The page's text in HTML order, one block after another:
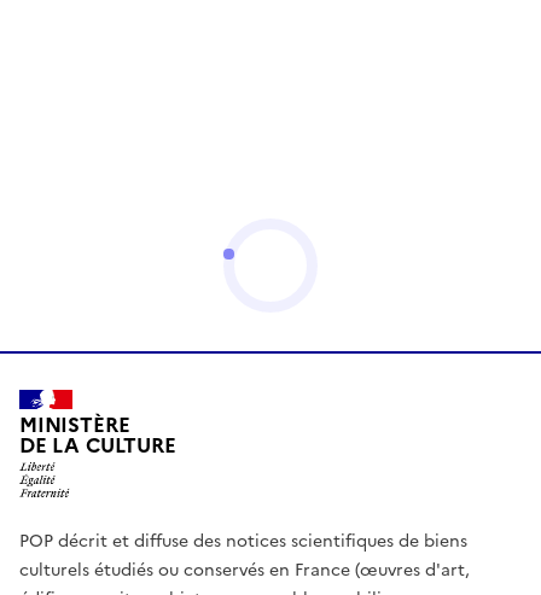
MINISTÈRE
DE LA CULTURE
POP décrit et diffuse des notices scientifiques de biens
culturels étudiés ou conservés en France (œuvres d'art,